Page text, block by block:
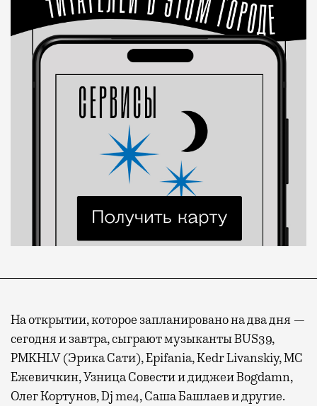
На открытии, которое запланировано на два дня —
сегодня и завтра, сыграют музыканты BUS39,
PMKHLV (Эрика Сати), Epifania, Kedr Livanskiy, MC
Ежевичкин, Узница Совести и диджеи Bogdamn,
Олег Кортунов, Dj me4, Саша Башлаев и другие.